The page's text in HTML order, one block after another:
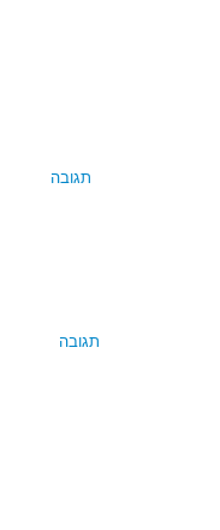
תגובה
תגובה